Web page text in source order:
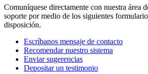
Comuníquese directamente con nuestra área
soporte por medio de los siguientes
disposición.
Escríbanos mensaje de contacto
Recomendar nuestro sistema
Enviar sugerencias
Depositar un testimonio